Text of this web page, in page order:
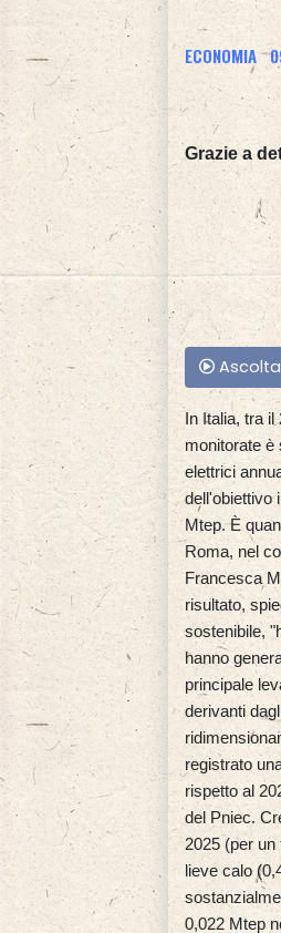
ECONOMIA
Grazie a
In Italia, tra
monitorate è
elettrici
dell'obiettivo
Mtep. È
Roma, nel
Francesca
risultato,
sostenibile,
hanno
principale
derivanti
registrato
rispetto al
del Pniec.
2025 (per
lieve calo
0,022 Mtep